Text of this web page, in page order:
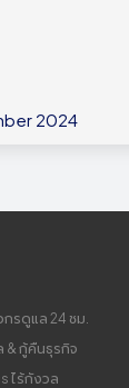
2024
รดูแล 24 ชม.
& กู้คืนธุรกิจ
ไร้กังวล